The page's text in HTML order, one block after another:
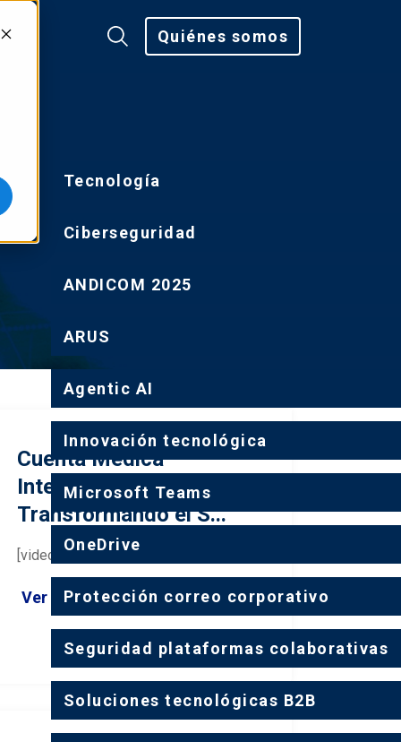
Quiénes somos
Tecnología
Ciberseguridad
ANDICOM 2025
ARUS
Agentic AI
Innovación tecnológica
Microsoft Teams
OneDrive
Protección correo corporativo
Seguridad plataformas colaborativas
Soluciones tecnológicas B2B
Cuenta Médica
Inteligente:
Transformando el S...
[video width="1280" height="720"...
Ver más ›